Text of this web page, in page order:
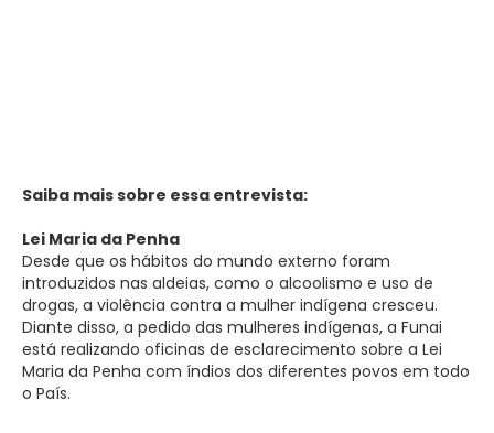
Saiba mais sobre essa entrevista:
Lei Maria da Penha
Desde que os hábitos do mundo externo foram
introduzidos nas aldeias, como o alcoolismo e uso de
drogas, a violência contra a mulher indígena cresceu.
Diante disso, a pedido das mulheres indígenas, a Funai
está realizando oficinas de esclarecimento sobre a Lei
Maria da Penha com índios dos diferentes povos em todo
o País.